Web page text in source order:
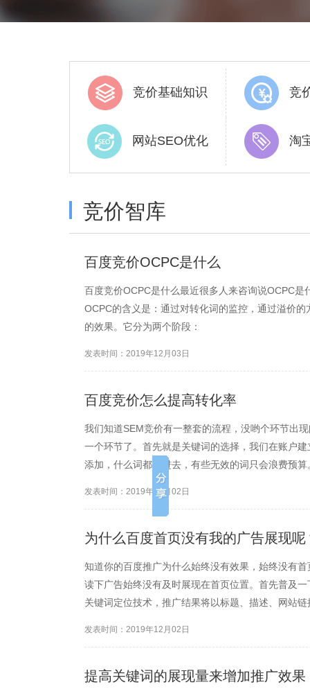
竞价基础知识 竞
网站SEO优化 淘
竞价智库
百度竞价OCPC是什么
百度竞价OCPC是什么最近很多人来咨询说OCPC
OCPC的含义是：通过对转化词的监控，通过溢价
的效果。它分为两个阶段：
发表时间：2019年12月03日
百度竞价怎么提高转化率
我们知道SEM竞价有一整套的流程，没哟个环节出
一个环节了。首先就是关键词的选择，我们在账户
添加，什么词都加进去，有些无效的词只会浪费预算
发表时间：2019年12月02日
为什么百度首页没有我的广告展现呢
知道你的百度推广为什么始终没有效果，始终没有
读下广告始终没有及时展现在首页位置。首先普及
关键词定位技术，推广结果将以标题、描述、网站
发表时间：2019年12月02日
提高关键词的展现量来增加推广效果